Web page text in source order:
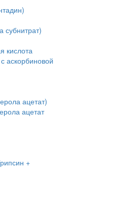
субнитрат)
кислота
аскорбиновой
ацетат)
ацетат
+